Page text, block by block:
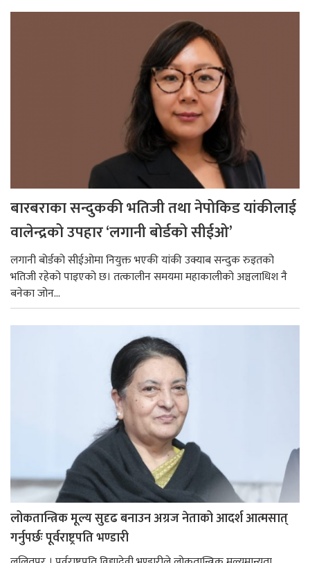
बारबराका सन्दुककी भतिजी तथा नेपोकिड यांकीलाई
वालेन्द्रको उपहार ‘लगानी बोर्डको सीईओ’
लगानी बोर्डको सीईओमा नियुक्त भएकी यांकी उक्याब सन्दुक रुइतको
भतिजी रहेको पाइएको छ। तत्कालीन समयमा महाकालीको अञ्चलाधिश नै
बनेका जोन...
लोकतान्त्रिक मूल्य सुदृढ बनाउन अग्रज नेताको आदर्श आत्मसात्
गर्नुपर्छः पूर्वराष्ट्रपति भण्डारी